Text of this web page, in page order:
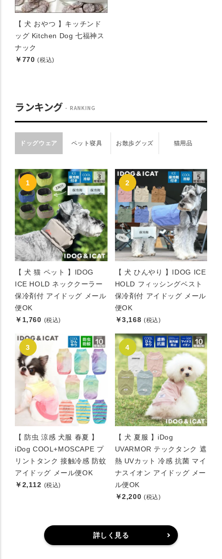
【 犬 おやつ 】キッチンド
ッグ Kitchen Dog 七福神ス
ナック
￥770 (税込)
ランキング RANKING
ドッグウェア ペット寝具 お散歩グッズ 猫用品
【 犬 猫 ペット 】IDOG
ICE HOLD ネッククーラー
保冷剤付 アイドッグ メール
便OK
￥1,760 (税込)
【 犬 ひんやり 】IDOG ICE
HOLD フィッシングベスト
保冷剤付 アイドッグ メール
便OK
￥3,168 (税込)
【 防虫 涼感 犬服 春夏 】
iDog COOL+MOSCAPE プ
リントタンク 接触冷感 防蚊
アイドッグ メール便OK
￥2,112 (税込)
【 犬 夏服 】iDog
UVARMOR テックタンク 遮
熱 UVカット 冷感 抗菌 マイ
ナスイオン アイドッグ メー
ル便OK
￥2,200 (税込)
詳しく見る